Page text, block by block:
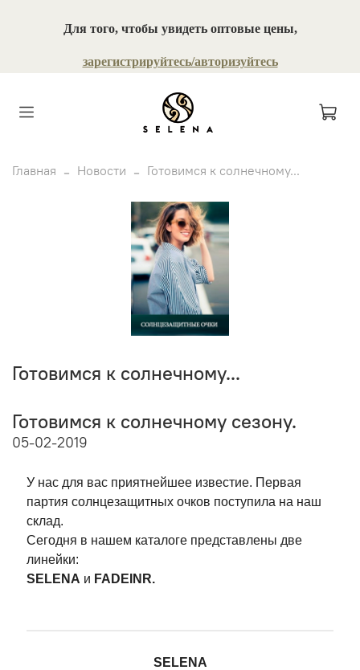
Для того, чтобы увидеть оптовые цены,
зарегистрируйтесь/авторизуйтесь
Главная Новости Готовимся к солнечному...
Готовимся к солнечному...
Готовимся к солнечному сезону.
05-02-2019
У нас для вас приятнейшее известие. Первая
партия солнцезащитных очков поступила на наш
склад.
Сегодня в нашем каталоге представлены две
линейки:
SELENA и FADEINR.
SELENA